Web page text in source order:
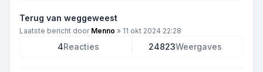
Terug van weggeweest
Laatste bericht door Menno » 11 okt 2024 22:28
4Reacties 24823Weergaves